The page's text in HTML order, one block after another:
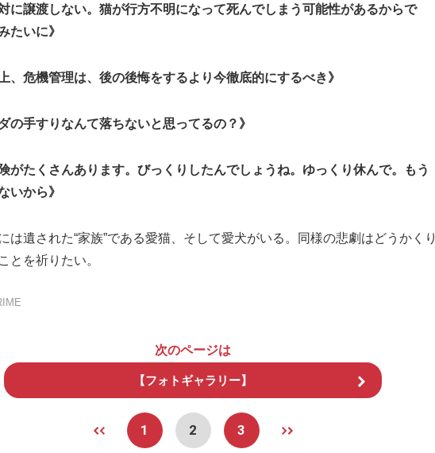
に譲渡しない。猫が行方不明になって死んでしまう可能性があるからで
たいに》
、危機管理は、後の後悔をするより今徹底的にするべき》
の手すりなんて落ちないと思ってるの？》
険がたくさんあります。びっくりしたんでしょうね。ゆっくり休んで。もう
いから》
は遺された“家族”である愛猫、そして愛犬がいる。同様の悲劇はどうかくり
とを祈りたい。
次のページは
【フォトギャラリー】
1 2 3